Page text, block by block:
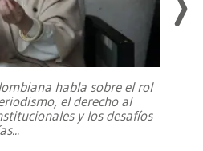
habla sobre el rol
el derecho al
y los desafíos
...